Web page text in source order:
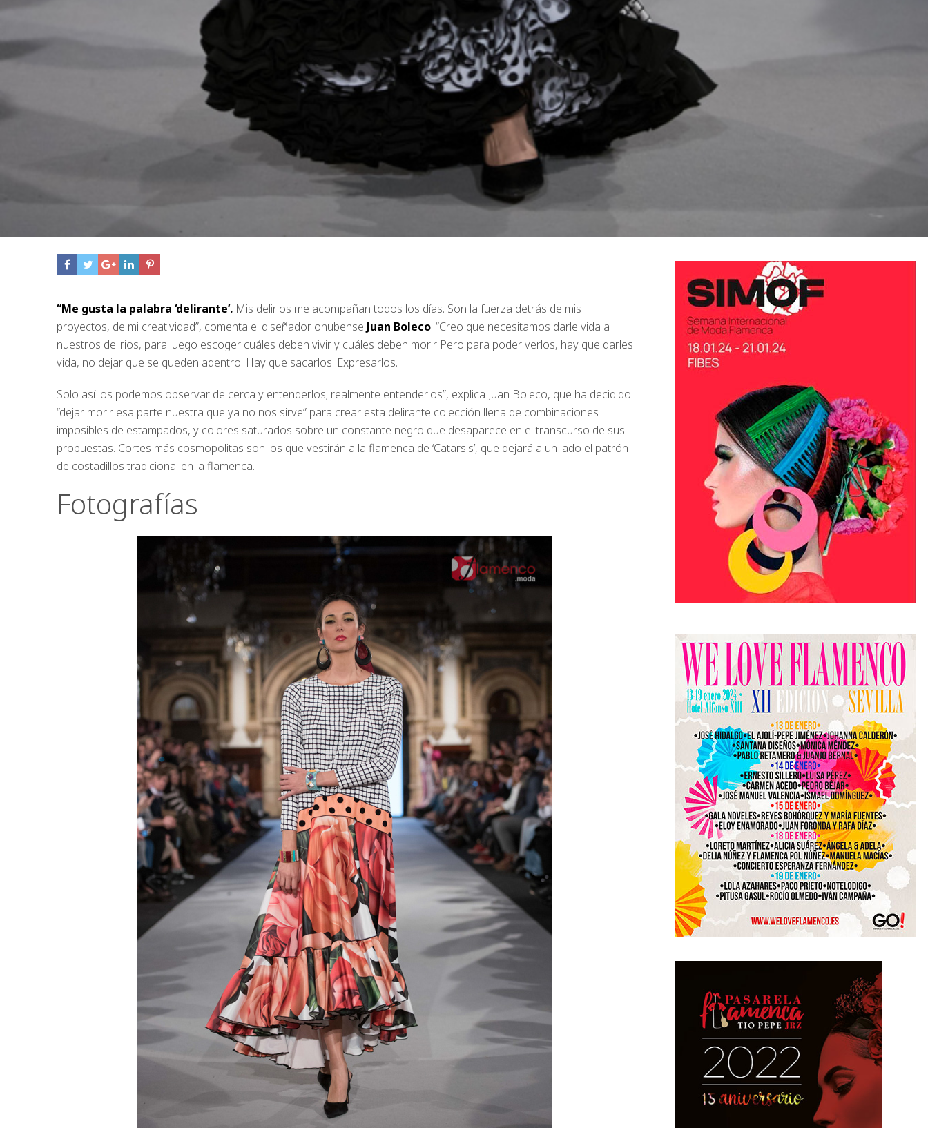
“Me gusta la palabra ‘delirante’. Mis delirios me acompañan todos los días. Son la fuerza detrás de mis
proyectos, de mi creatividad”, comenta el diseñador onubense Juan Boleco. “Creo que necesitamos darle vida a
nuestros delirios, para luego escoger cuáles deben vivir y cuáles deben morir. Pero para poder verlos, hay que darles
vida, no dejar que se queden adentro. Hay que sacarlos. Expresarlos.
Solo así los podemos observar de cerca y entenderlos; realmente entenderlos”, explica Juan Boleco, que ha decidido
“dejar morir esa parte nuestra que ya no nos sirve” para crear esta delirante colección llena de combinaciones
imposibles de estampados, y colores saturados sobre un constante negro que desaparece en el transcurso de sus
propuestas. Cortes más cosmopolitas son los que vestirán a la flamenca de ‘Catarsis’, que dejará a un lado el patrón
de costadillos tradicional en la flamenca.
Fotografías